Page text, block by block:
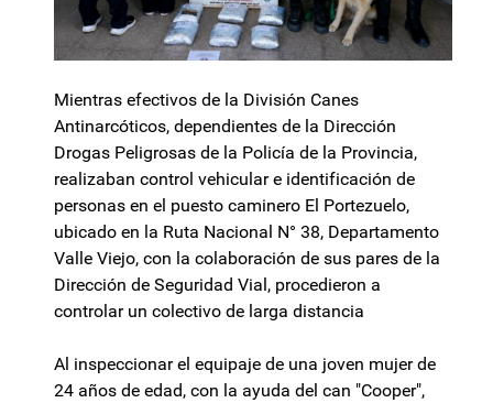
Mientras efectivos de la División Canes
Antinarcóticos, dependientes de la Dirección
Drogas Peligrosas de la Policía de la Provincia,
realizaban control vehicular e identificación de
personas en el puesto caminero El Portezuelo,
ubicado en la Ruta Nacional N° 38, Departamento
Valle Viejo, con la colaboración de sus pares de la
Dirección de Seguridad Vial, procedieron a
controlar un colectivo de larga distancia
Al inspeccionar el equipaje de una joven mujer de
24 años de edad, con la ayuda del can "Cooper",